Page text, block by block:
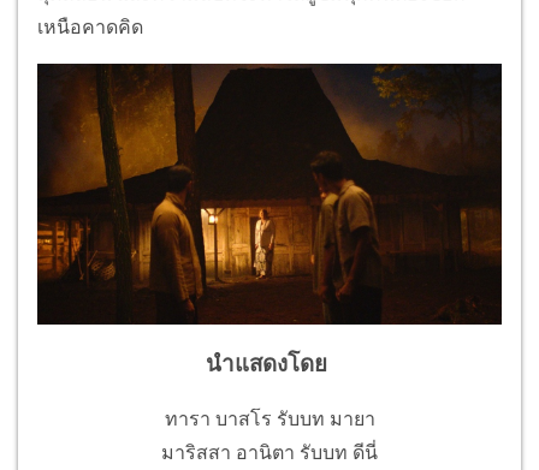
เหนือคาดคิด
นำแสดงโดย
ทารา บาสโร รับบท มายา
มาริสสา อานิตา รับบท ดีนี่